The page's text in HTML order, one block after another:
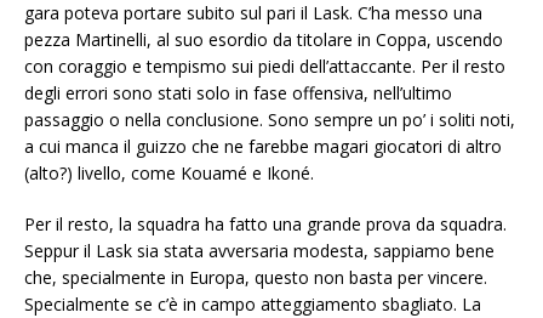
gara poteva portare subito sul pari il Lask. C’ha messo una
pezza Martinelli, al suo esordio da titolare in Coppa, uscendo
con coraggio e tempismo sui piedi dell’attaccante. Per il resto
degli errori sono stati solo in fase offensiva, nell’ultimo
passaggio o nella conclusione. Sono sempre un po’ i soliti noti,
a cui manca il guizzo che ne farebbe magari giocatori di altro
(alto?) livello, come Kouamé e Ikoné.
Per il resto, la squadra ha fatto una grande prova da squadra.
Seppur il Lask sia stata avversaria modesta, sappiamo bene
che, specialmente in Europa, questo non basta per vincere.
Specialmente se c’è in campo atteggiamento sbagliato. La